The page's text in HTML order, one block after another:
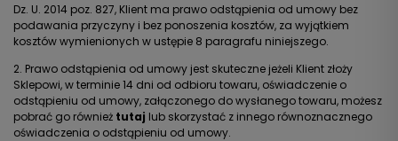
Dz. U. 2014 poz. 827, Klient ma prawo odstąpienia od umowy bez
podawania przyczyny i bez ponoszenia kosztów, za wyjątkiem
kosztów wymienionych w ustępie 8 paragrafu niniejszego.
2. Prawo odstąpienia od umowy jest skuteczne jeżeli Klient złoży
Sklepowi, w terminie 14 dni od odbioru towaru, oświadczenie o
odstąpieniu od umowy, załączonego do wysłanego towaru, możesz
pobrać go również tutaj lub skorzystać z innego równoznacznego
oświadczenia o odstąpieniu od umowy.